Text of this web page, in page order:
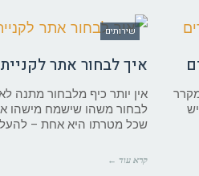
שירותים
איך לבחור אתר
אין יותר כיף מלבחור מתנה
לבחור משהו שישמח מישהו
שכל מטרתו היא אחת –
קרא עוד ←